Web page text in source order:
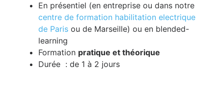
En présentiel (en entreprise ou dans notre
centre de formation habilitation electrique
de Paris ou de Marseille) ou en blended-
learning
Formation pratique et théorique
Durée : de 1 à 2 jours